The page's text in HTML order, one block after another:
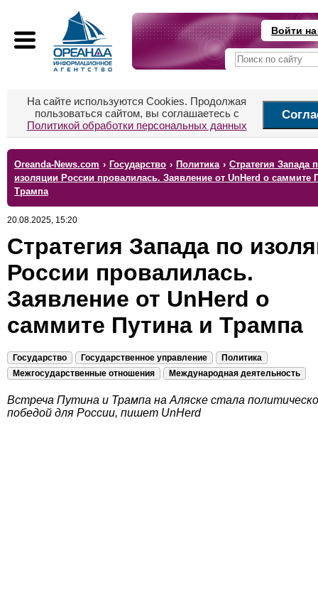
Войти
На сайте используются Cookies. Продолжая
пользоваться сайтом, вы соглашаетесь с
Политикой обработки персональных данных
Oreanda-News.com › Государство › Политика › Стратегия Запада
изоляции России провалилась. Заявление от UnHerd о саммите
Трампа
20.08.2025, 15:20
Стратегия Запада по
России провалилась.
Заявление от UnHerd о
саммите Путина и Трампа
Государство Государственное управление
Политика
Межгосударственные отношения
Международная деятельность
Встреча Путина и Трампа на Аляске стала
победой для России, пишет UnHerd